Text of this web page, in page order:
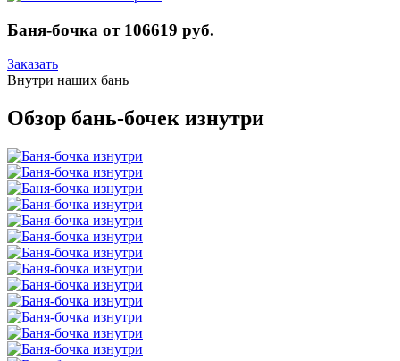
Баня-бочка от 106619 руб.
Заказать
Внутри наших бань
Обзор бань-бочек изнутри